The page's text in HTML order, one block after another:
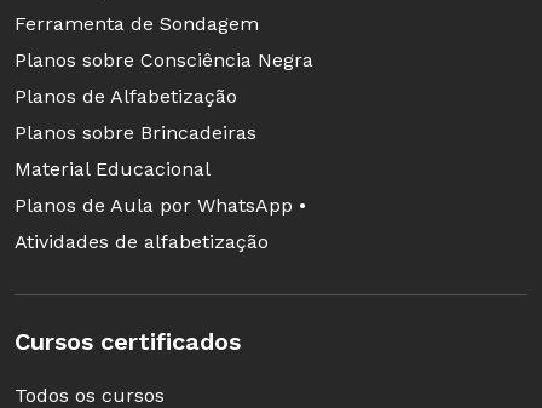
Ferramenta de Sondagem
Planos sobre Consciência Negra
Planos de Alfabetização
Planos sobre Brincadeiras
Material Educacional
Planos de Aula por WhatsApp •
Atividades de alfabetização
Cursos certificados
Todos os cursos